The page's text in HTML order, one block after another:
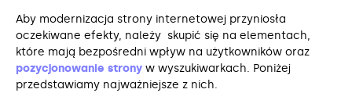
Aby modernizacja strony internetowej przyniosła
oczekiwane efekty, należy skupić się na elementach,
które mają bezpośredni wpływ na użytkowników oraz
pozycjonowanie strony w wyszukiwarkach. Poniżej
przedstawiamy najważniejsze z nich.